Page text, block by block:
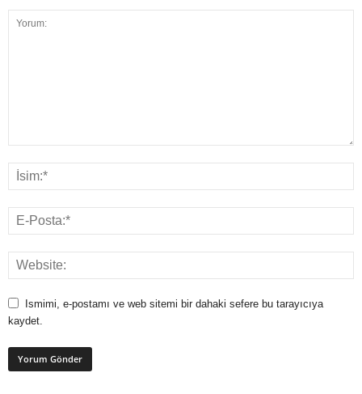
Ismimi, e-postamı ve web sitemi bir dahaki sefere bu tarayıcıya
kaydet.